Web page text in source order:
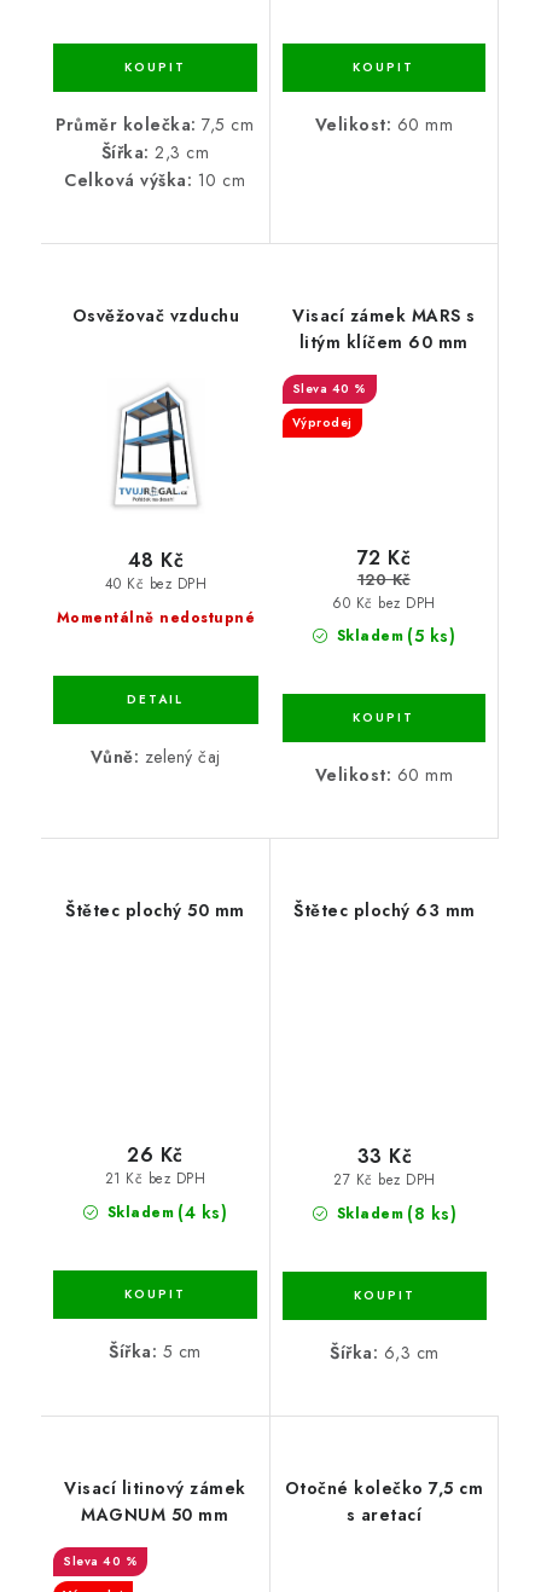
Průměr kolečka: 7,5 cm
Šířka: 2,3 cm
Celková výška: 10 cm
Velikost: 60 mm
Osvěžovač vzduchu
Momentálně nedostupné
40 Kč bez DPH
48 Kč
Vůně: zelený čaj
Visací zámek MARS s
litým klíčem 60 mm
40 %
Výprodej
Skladem (5 ks)
60 Kč bez DPH
72 Kč
120 Kč
Velikost: 60 mm
Štětec plochý 50 mm
Skladem (4 ks)
21 Kč bez DPH
26 Kč
Šířka: 5 cm
Štětec plochý 63 mm
Skladem (8 ks)
27 Kč bez DPH
33 Kč
Šířka: 6,3 cm
Visací litinový zámek
MAGNUM 50 mm
40 %
Otočné kolečko 7,5 cm
s aretací